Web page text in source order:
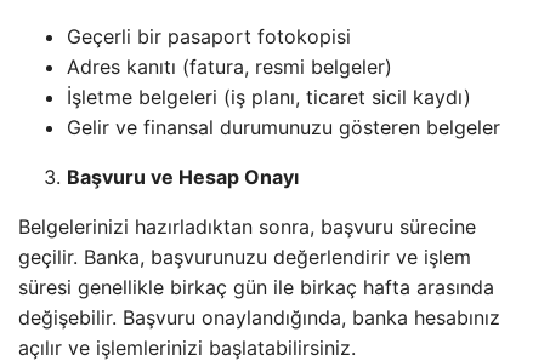
Geçerli bir pasaport fotokopisi
Adres kanıtı (fatura, resmi belgeler)
İşletme belgeleri (iş planı, ticaret sicil kaydı)
Gelir ve finansal durumunuzu gösteren belgeler
Başvuru ve Hesap Onayı
Belgelerinizi hazırladıktan sonra, başvuru sürecine
geçilir. Banka, başvurunuzu değerlendirir ve işlem
süresi genellikle birkaç gün ile birkaç hafta arasında
değişebilir. Başvuru onaylandığında, banka hesabınız
açılır ve işlemlerinizi başlatabilirsiniz.